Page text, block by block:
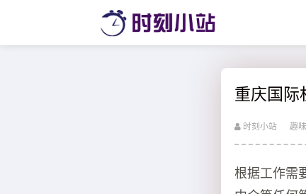
重庆国际
时刻小站 趣
根据工作需